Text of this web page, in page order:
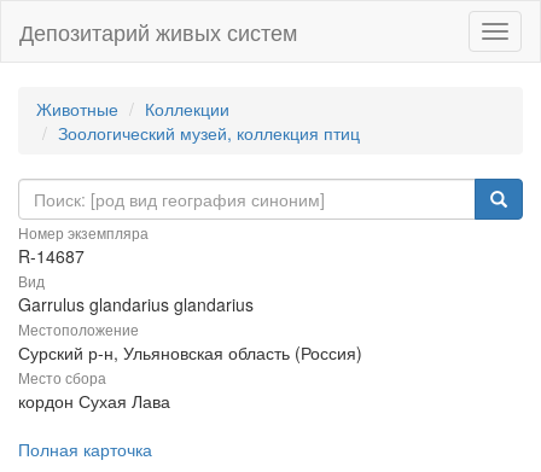
Депозитарий живых систем
Животные
Коллекции
Зоологический музей, коллекция птиц
Номер экземпляра
R-14687
Вид
Garrulus glandarius glandarius
Местоположение
Сурский р-н, Ульяновская область (Россия)
Место сбора
кордон Сухая Лава
Полная карточка